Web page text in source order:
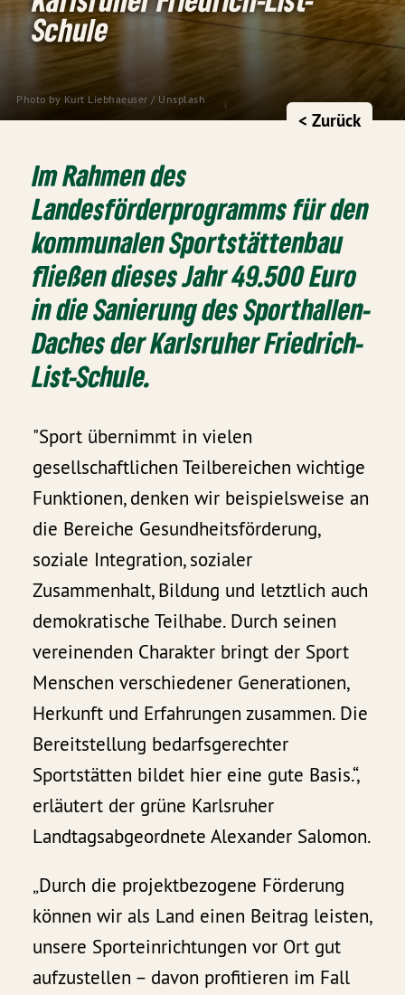
Photo by Kurt Liebhaeuser / Unsplash
Schule
< Zurück
Im Rahmen des
Landesförderprogramms für den
kommunalen Sportstättenbau
fließen dieses Jahr 49.500 Euro
in die Sanierung des Sporthallen-
Daches der Karlsruher Friedrich-
List-Schule.
"Sport übernimmt in vielen
gesellschaftlichen Teilbereichen wichtige
Funktionen, denken wir beispielsweise an
die Bereiche Gesundheitsförderung,
soziale Integration, sozialer
Zusammenhalt, Bildung und letztlich auch
demokratische Teilhabe. Durch seinen
vereinenden Charakter bringt der Sport
Menschen verschiedener Generationen,
Herkunft und Erfahrungen zusammen. Die
Bereitstellung bedarfsgerechter
Sportstätten bildet hier eine gute Basis.“,
erläutert der grüne Karlsruher
Landtagsabgeordnete Alexander Salomon.
„Durch die projektbezogene Förderung
können wir als Land einen Beitrag leisten,
unsere Sporteinrichtungen vor Ort gut
aufzustellen – davon profitieren im Fall